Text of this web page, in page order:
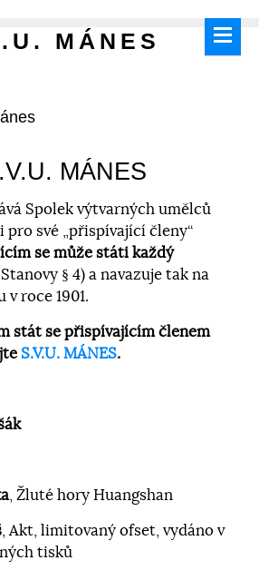
MÁNES
MÁNES
Spolek výtvarných umělců
pro své „přispívající členy“
se může státi každý
, Stanovy § 4) a navazuje tak na
roce 1901.
stát se přispívajícím členem
S.V.U. MÁNES.
, Žluté hory Huangshan
, Akt, limitovaný ofset, vydáno v
tisků